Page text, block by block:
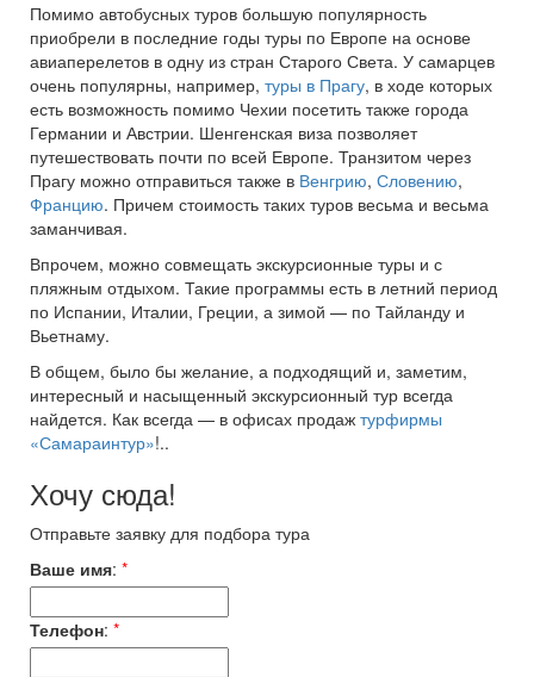
Помимо автобусных туров большую популярность
приобрели в последние годы туры по Европе на основе
авиаперелетов в одну из стран Старого Света. У самарцев
очень популярны, например, туры в Прагу, в ходе которых
есть возможность помимо Чехии посетить также города
Германии и Австрии. Шенгенская виза позволяет
путешествовать почти по всей Европе. Транзитом через
Прагу можно отправиться также в Венгрию, Словению,
Францию. Причем стоимость таких туров весьма и весьма
заманчивая.
Впрочем, можно совмещать экскурсионные туры и с
пляжным отдыхом. Такие программы есть в летний период
по Испании, Италии, Греции, а зимой — по Тайланду и
Вьетнаму.
В общем, было бы желание, а подходящий и, заметим,
интересный и насыщенный экскурсионный тур всегда
найдется. Как всегда — в офисах продаж турфирмы
«Самараинтур»!..
Хочу сюда!
Отправьте заявку для подбора тура
Ваше имя: *
Телефон: *